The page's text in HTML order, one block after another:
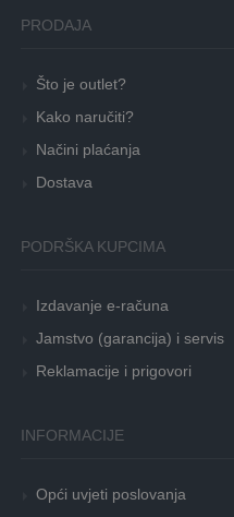
PRODAJA
Što je outlet?
Kako naručiti?
Načini plaćanja
Dostava
PODRŠKA KUPCIMA
Izdavanje e-računa
Jamstvo (garancija) i servis
Reklamacije i prigovori
INFORMACIJE
Opći uvjeti poslovanja